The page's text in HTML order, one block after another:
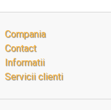
Contact
Informatii
Servicii clienti
Compania